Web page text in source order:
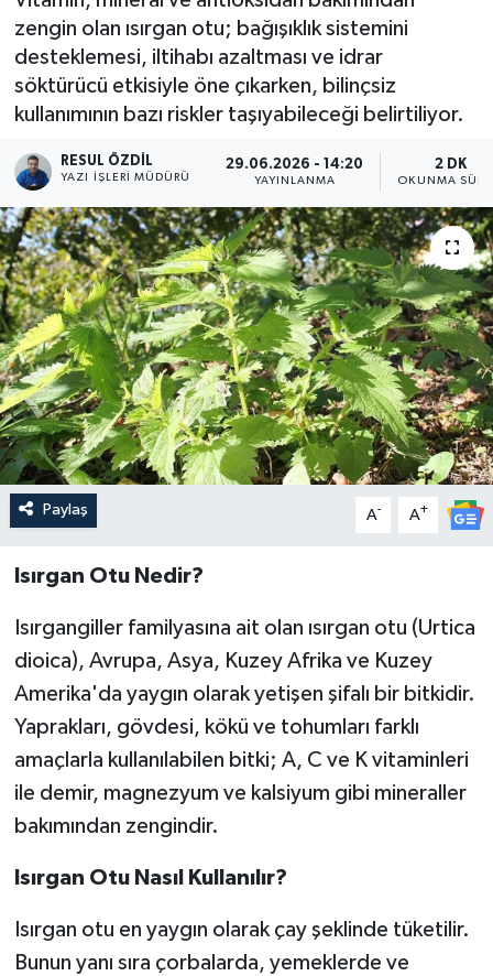
zengin olan ısırgan otu; bağışıklık sistemini
desteklemesi, iltihabı azaltması ve idrar
söktürücü etkisiyle öne çıkarken, bilinçsiz
kullanımının bazı riskler taşıyabileceği belirtiliyor.
RESUL ÖZDIL
YAZI İŞLERI MÜDÜRÜ
29.06.2026 - 14:20
YAYINLANMA
2 DK
OKUNMA
Paylaş A- A+
Isırgan Otu Nedir?
Isırgangiller familyasına ait olan ısırgan otu (Urtica
dioica), Avrupa, Asya, Kuzey Afrika ve Kuzey
Amerika'da yaygın olarak yetişen şifalı bir bitkidir.
Yaprakları, gövdesi, kökü ve tohumları farklı
amaçlarla kullanılabilen bitki; A, C ve K vitaminleri
ile demir, magnezyum ve kalsiyum gibi mineraller
bakımından zengindir.
Isırgan Otu Nasıl Kullanılır?
Isırgan otu en yaygın olarak çay şeklinde tüketilir.
Bunun yanı sıra çorbalarda, yemeklerde ve